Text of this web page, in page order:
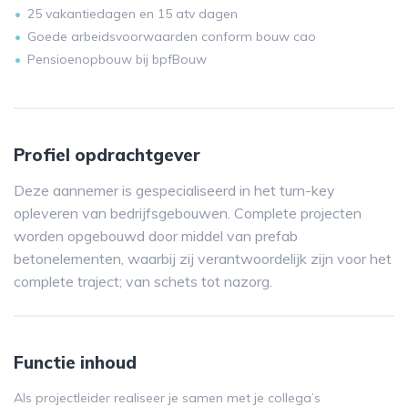
25 vakantiedagen en 15 atv dagen
Goede arbeidsvoorwaarden conform bouw cao
Pensioenopbouw bij bpfBouw
Profiel opdrachtgever
Deze aannemer is gespecialiseerd in het turn-key
opleveren van bedrijfsgebouwen. Complete projecten
worden opgebouwd door middel van prefab
betonelementen, waarbij zij verantwoordelijk zijn voor het
complete traject; van schets tot nazorg.
Functie inhoud
Als projectleider realiseer je samen met je collega’s